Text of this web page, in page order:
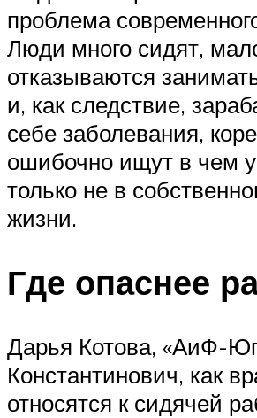
проблема
Люди много сидят,
отказываются
и, как следствие,
себе заболевания,
ошибочно ищут в чем
только не в
жизни.
Где опаснее
Дарья Котова, «АиФ-
Константинович, как
относятся к сидячей